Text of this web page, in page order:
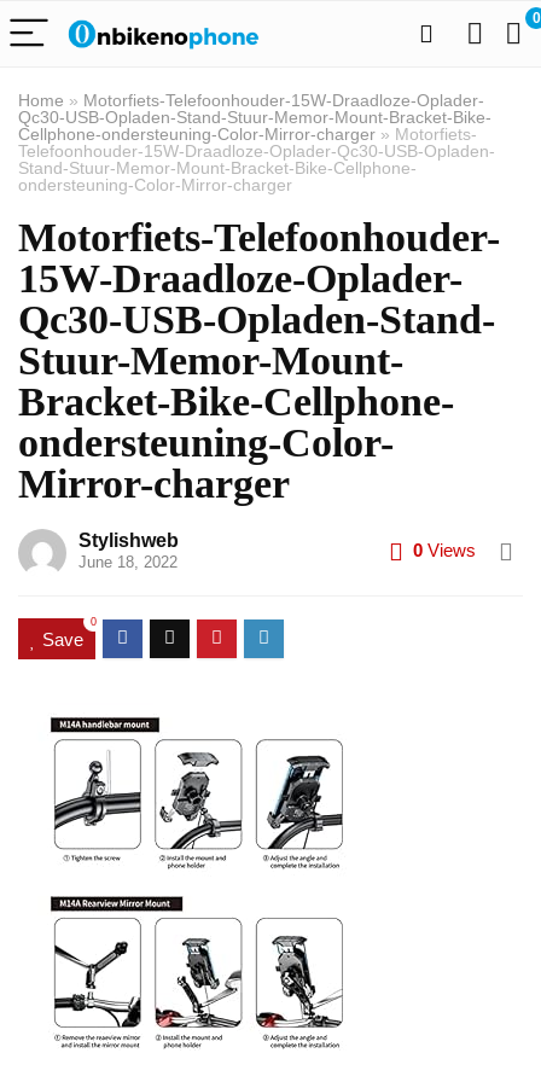
0
Home » Motorfiets-Telefoonhouder-15W-Draadloze-Oplader-
Qc30-USB-Opladen-Stand-Stuur-Memor-Mount-Bracket-Bike-
Cellphone-ondersteuning-Color-Mirror-charger » Motorfiets-
Telefoonhouder-15W-Draadloze-Oplader-Qc30-USB-Opladen-
Stand-Stuur-Memor-Mount-Bracket-Bike-Cellphone-
ondersteuning-Color-Mirror-charger
Motorfiets-Telefoonhouder-
15W-Draadloze-Oplader-
Qc30-USB-Opladen-Stand-
Stuur-Memor-Mount-
Bracket-Bike-Cellphone-
ondersteuning-Color-
Mirror-charger
Stylishweb
June 18, 2022
0 Views
Save
0